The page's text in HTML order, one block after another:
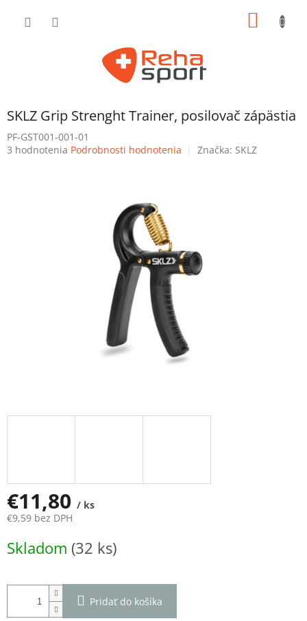
SKLZ Grip Strenght Trainer, posilovač zápästia
PF-GST001-001-01
Priemerné
3 hodnotenia Podrobnosti hodnotenia Značka: SKLZ
€11,80 / ks
€9,59 bez DPH
cena:
Skladom (32 ks)
Pridať do košíka